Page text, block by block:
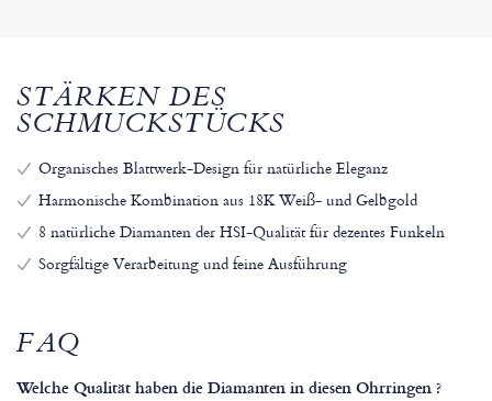
STÄRKEN DES
SCHMUCKSTÜCKS
Organisches Blattwerk-Design für natürliche Eleganz
Harmonische Kombination aus 18K Weiß- und Gelbgold
8 natürliche Diamanten der HSI-Qualität für dezentes Funkeln
Sorgfältige Verarbeitung und feine Ausführung
FAQ
Welche Qualität haben die Diamanten in diesen Ohrringen ?